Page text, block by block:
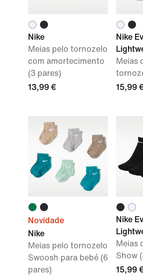
Nike
Meias pelo tornozelo
com amortecimento
(3 pares)
13,99 €
Nike
Meias
15,99
Novidade
Nike
Meias pelo tornozelo
Swoosh para bebé (6
pares)
Nike
Meias
Show
15,99